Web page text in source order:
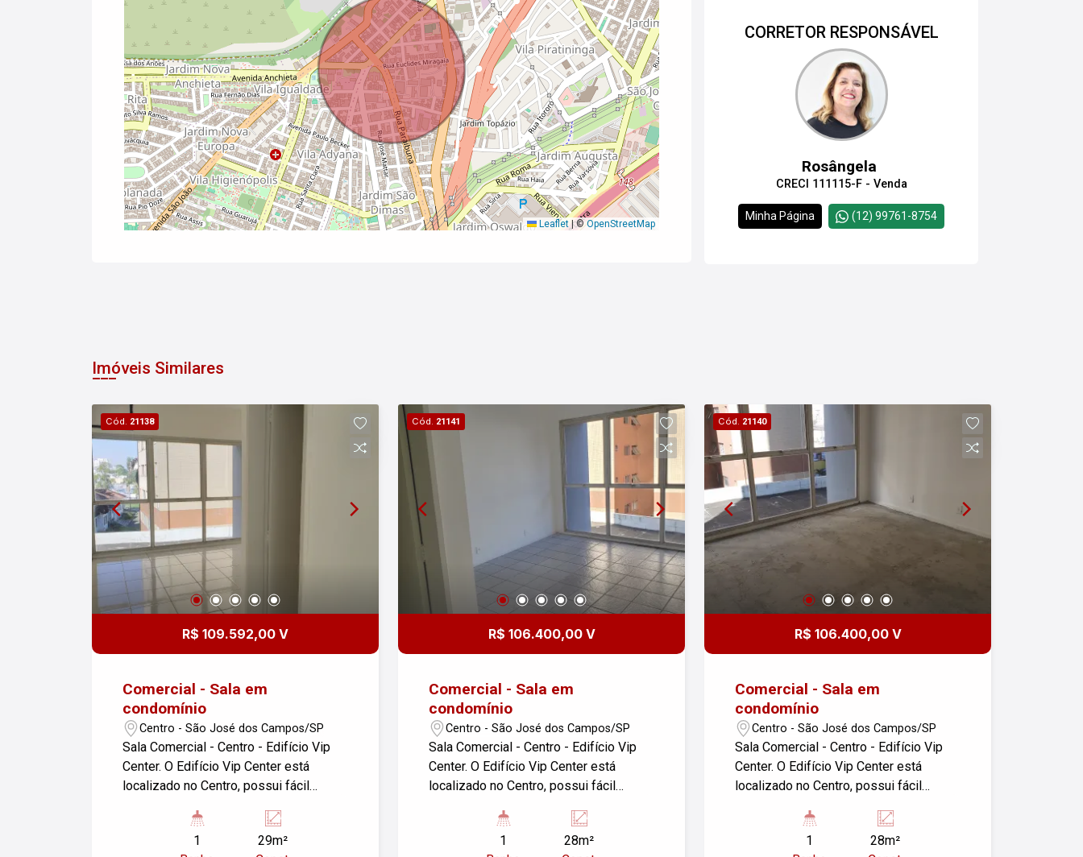
Leaflet |©OpenStreetMap
CORRETOR RESPONSÁVEL
Rosângela
CRECI 111115-F - Venda
Minha Página (12) 99761-8754
Imóveis Similares
Cód. 21138
R$ 109.592,00 V
Comercial - Sala em
condomínio
Centro - São José dos Campos/SP
Sala Comercial - Centro - Edifício Vip
Center. O Edifício Vip Center está
localizado no Centro, possui fácil
Conheça um pouco mais das
características desta sala comercial: -
1
29m²
Cód. 21141
R$ 106.400,00 V
Comercial - Sala em
condomínio
Centro - São José dos Campos/SP
Sala Comercial - Centro - Edifício Vip
Center. O Edifício Vip Center está
localizado no Centro, possui fácil
Conheça um pouco mais das
características desta sala comercial: -
1
28m²
Cód. 21140
R$ 106.400,00 V
Comercial - Sala em
condomínio
Centro - São José dos Campos/SP
Sala Comercial - Centro - Edifício Vip
Center. O Edifício Vip Center está
localizado no Centro, possui fácil
Conheça um pouco mais das
características desta sala comercial: -
1
28m²